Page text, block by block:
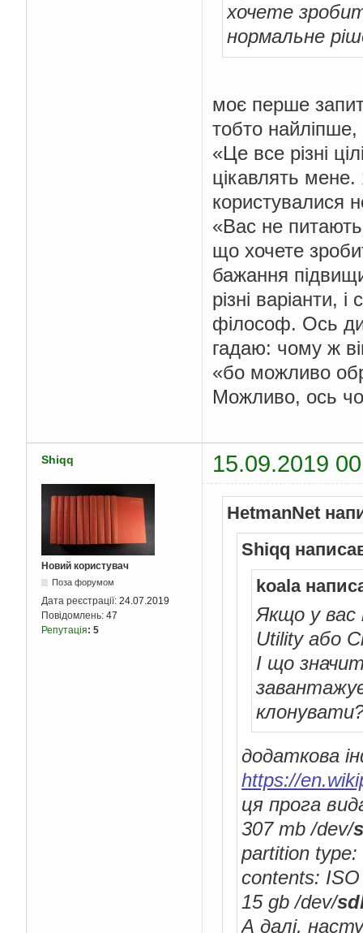
хочете
нормальне
моє перше
тобто
«Це все різні
цікавлять
користувалися
«Вас не
що хочете
бажання
різні варіанти,
філософ. Ось
гадаю: чому ж
«бо можливо
Можливо, ось
Shiqq 15.09.2019
Новий користувач
Поза форумом
Дата реєстрації: 24.07.2019
Повідомлень: 47
Репутація: 5
HetmanNet
Shiqq
koala
Якщо у вас
Utility або
І що
додаткова
https://
ця прога
307 mb /dev/
partition
contents:
15 gb /dev/
А далі,